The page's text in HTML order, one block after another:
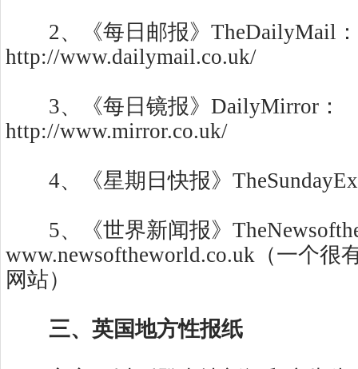
2、《每日邮报》TheDailyMail：
http://www.dailymail.co.uk/
3、《每日镜报》DailyMirror：
http://www.mirror.co.uk/
4、《星期日快报》
5、《世界新闻报》
www.newsoftheworld.co.uk（一个很
网站）
三、英国地方性报纸